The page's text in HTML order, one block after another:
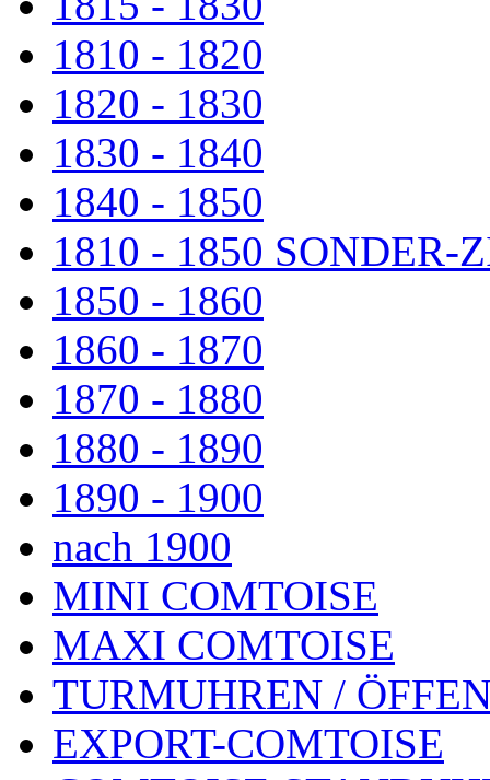
1810 - 1820
1820 - 1830
1830 - 1840
1840 - 1850
1810 - 1850 SONDER-
1850 - 1860
1860 - 1870
1870 - 1880
1880 - 1890
1890 - 1900
nach 1900
MINI COMTOISE
MAXI COMTOISE
TURMUHREN /
EXPORT-COMTOISE